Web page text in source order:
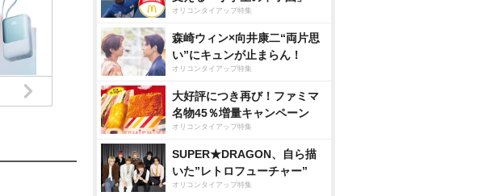
オリコンタイアップ特集
森崎ウィン×向井康二“両片思
い”にキュンが止まらん！
オリコンタイアップ特集
大好評につき再び！ファミマ
名物45％増量キャンペーン
オリコンタイアップ特集
SUPER★DRAGON、自ら描
いた”レトロフューチャー”
オリコンタイアップ特集